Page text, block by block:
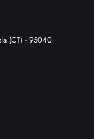
(CT) - 95040